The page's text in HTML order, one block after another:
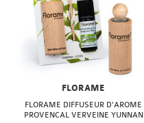
FLORAME
FLORAME DIFFUSEUR D'AROME
PROVENCAL VERVEINE YUNNAN